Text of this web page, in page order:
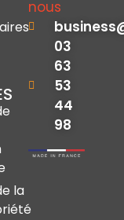
la
nous
03
63
53
44
98